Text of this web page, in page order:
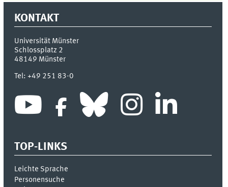
KONTAKT
Universität Münster
Schlossplatz 2
48149 Münster
Tel:+49 251 83-0
TOP-LINKS
Leichte Sprache
Personensuche